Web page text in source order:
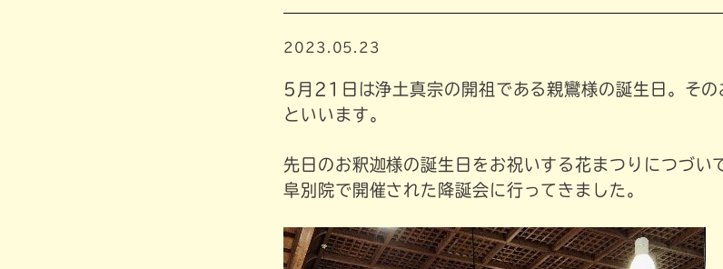
2023.05.23
5月21日は浄土真宗の開祖である親鸞様の誕生日。その
といいます。
先日のお釈迦様の誕生日をお祝いする花まつりにつづい
阜別院で開催された降誕会に行ってきました。